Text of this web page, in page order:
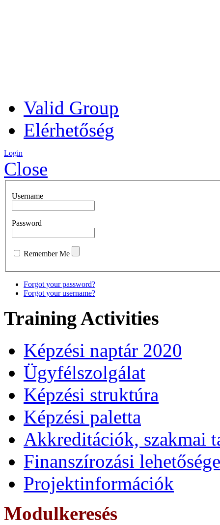
Valid Group
Elérhetőség
Login
Close
Username
Password
Remember Me
Forgot your password?
Forgot your username?
Training Activities
Képzési naptár 2020
Ügyfélszolgálat
Képzési struktúra
Képzési paletta
Akkreditációk, szakmai
Finanszírozási
Projektinformációk
Modulkeresés